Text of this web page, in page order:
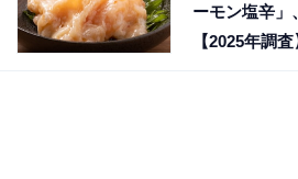
ーモン塩辛」
【2025年調査